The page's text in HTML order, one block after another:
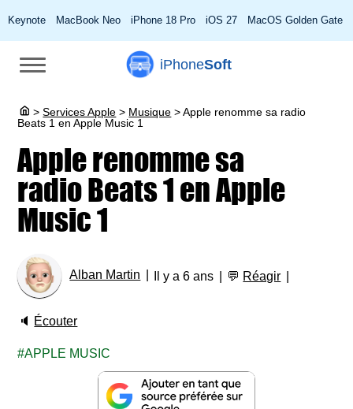
Keynote MacBook Neo iPhone 18 Pro iOS 27 MacOS Golden Gate
iPhoneSoft
> Services Apple > Musique >Apple renomme sa radio
Beats 1 en Apple Music 1
Apple renomme sa
radio Beats 1 en Apple
Music 1
Alban Martin Il y a 6 ans 💬 Réagir
🔈 Écouter
APPLE MUSIC